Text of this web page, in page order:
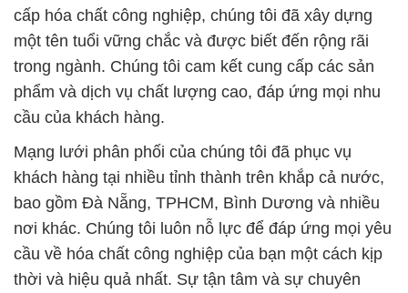
cấp hóa chất công nghiệp, chúng tôi đã xây dựng
một tên tuổi vững chắc và được biết đến rộng rãi
trong ngành. Chúng tôi cam kết cung cấp các sản
phẩm và dịch vụ chất lượng cao, đáp ứng mọi nhu
cầu của khách hàng.
Mạng lưới phân phối của chúng tôi đã phục vụ
khách hàng tại nhiều tỉnh thành trên khắp cả nước,
bao gồm Đà Nẵng, TPHCM, Bình Dương và nhiều
nơi khác. Chúng tôi luôn nỗ lực để đáp ứng mọi yêu
cầu về hóa chất công nghiệp của bạn một cách kịp
thời và hiệu quả nhất. Sự tận tâm và sự chuyên